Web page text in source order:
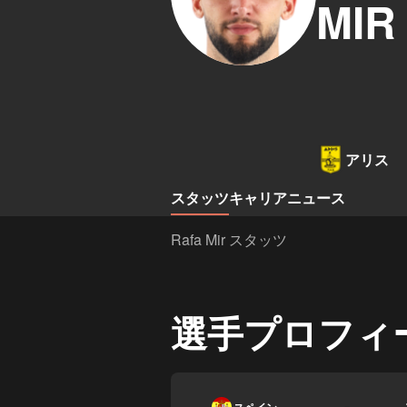
MIR
アリス
スタッツキャリアニュース
Rafa Mir スタッツ
選手プロフィ